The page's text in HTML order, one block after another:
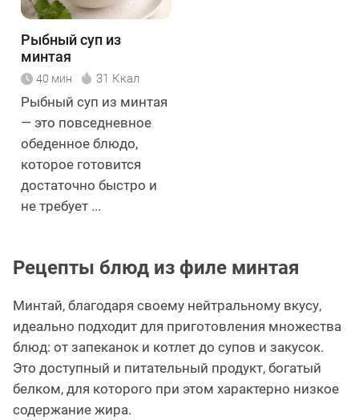
Рыбный суп из
минтая
40 мин 31 Ккал
Рыбный суп из минтая
— это повседневное
обеденное блюдо,
которое готовится
достаточно быстро и
не требует ...
Рецепты блюд из филе минтая
Минтай, благодаря своему нейтральному вкусу,
идеально подходит для приготовления множества
блюд: от запеканок и котлет до супов и закусок.
Это доступный и питательный продукт, богатый
белком, для которого при этом характерно низкое
содержание жира.